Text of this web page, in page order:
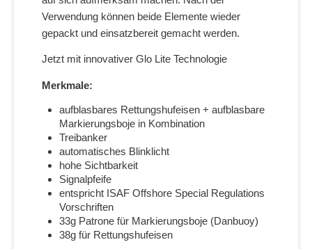
Verwendung können beide Elemente wieder
gepackt und einsatzbereit gemacht werden.
Jetzt mit innovativer Glo Lite Technologie
Merkmale:
aufblasbares Rettungshufeisen + aufblasbare
Markierungsboje in Kombination
Treibanker
automatisches Blinklicht
hohe Sichtbarkeit
Signalpfeife
entspricht ISAF Offshore Special Regulations
Vorschriften
33g Patrone für Markierungsboje (Danbuoy)
38g für Rettungshufeisen